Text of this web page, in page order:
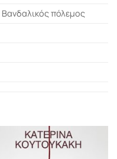
Βανδαλικός πόλεμος